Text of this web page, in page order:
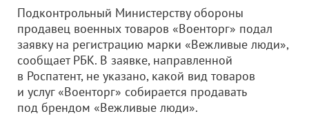
Подконтрольный Министерству обороны
продавец военных товаров «Военторг» подал
заявку на регистрацию марки «Вежливые люди»,
сообщает РБК. В заявке, направленной
в Роспатент, не указано, какой вид товаров
и услуг «Военторг» собирается продавать
под брендом «Вежливые люди».